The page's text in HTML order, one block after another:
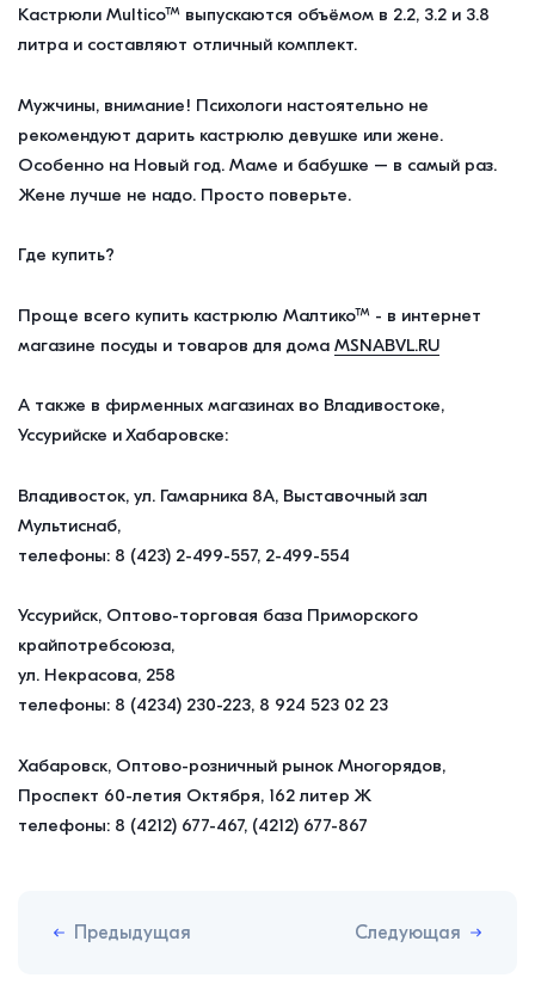
Кастрюли Multico™ выпускаются объёмом в 2.2, 3.2 и 3.8
литра и составляют отличный комплект.
Мужчины, внимание! Психологи настоятельно не
рекомендуют дарить кастрюлю девушке или жене.
Особенно на Новый год. Маме и бабушке – в самый раз.
Жене лучше не надо. Просто поверьте.
Где купить?
Проще всего купить кастрюлю Малтико™ - в интернет
магазине посуды и товаров для дома MSNABVL.RU
А также в фирменных магазинах во Владивостоке,
Уссурийске и Хабаровске:
Владивосток, ул. Гамарника 8А, Выставочный зал
Мультиснаб,
телефоны: 8 (423) 2-499-557, 2-499-554
Уссурийск, Оптово-торговая база Приморского
крайпотребсоюза,
ул. Некрасова, 258
телефоны: 8 (4234) 230-223, 8 924 523 02 23
Хабаровск, Оптово-розничный рынок Многорядов,
Проспект 60-летия Октября, 162 литер Ж
телефоны: 8 (4212) 677-467, (4212) 677-867
Предыдущая Следующая